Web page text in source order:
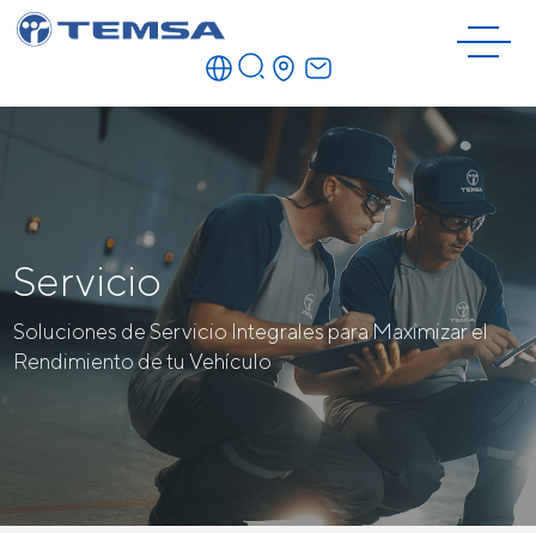
Servicio
Soluciones de Servicio Integrales para Maximizar el
Rendimiento de tu Vehículo